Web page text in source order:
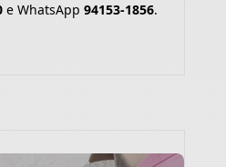
e WhatsApp 94153-1856.